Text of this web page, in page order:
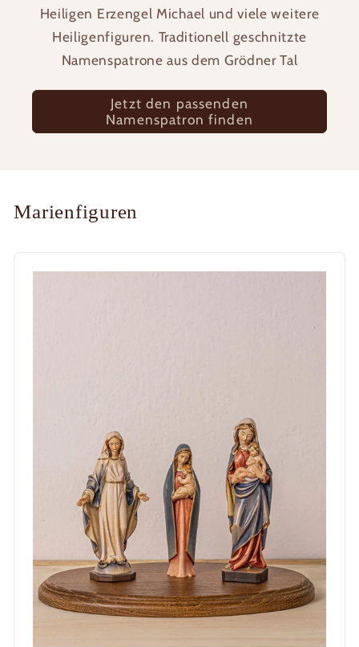
Heiligen Erzengel Michael und viele weitere
Heiligenfiguren. Traditionell geschnitzte
Namenspatrone aus dem Grödner Tal
Jetzt den passenden
Namenspatron finden
Marienfiguren